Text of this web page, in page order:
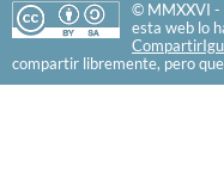
© MMXXVI -
esta web lo
compartir libremente, pero